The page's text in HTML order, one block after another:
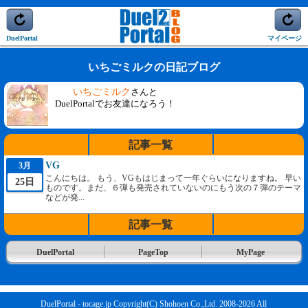
DuelPortal マイページ
いちごミルクの日記ブログ
いちごミルク さんと
DuelPortalでお友達になろう！
記事一覧
3月
25日
VG
こんにちは。 もう、VGもはじまって一年ぐらいになりますね。 早い
ものです。まだ、６弾も発売されていないのにもう次の７弾のテーマ
などが発...
記事一覧
DuelPortal PageTop MyPage
DuelPortal - tocage.jp Copyright(C) Shohoen Co.,Ltd. 2008-2026 All